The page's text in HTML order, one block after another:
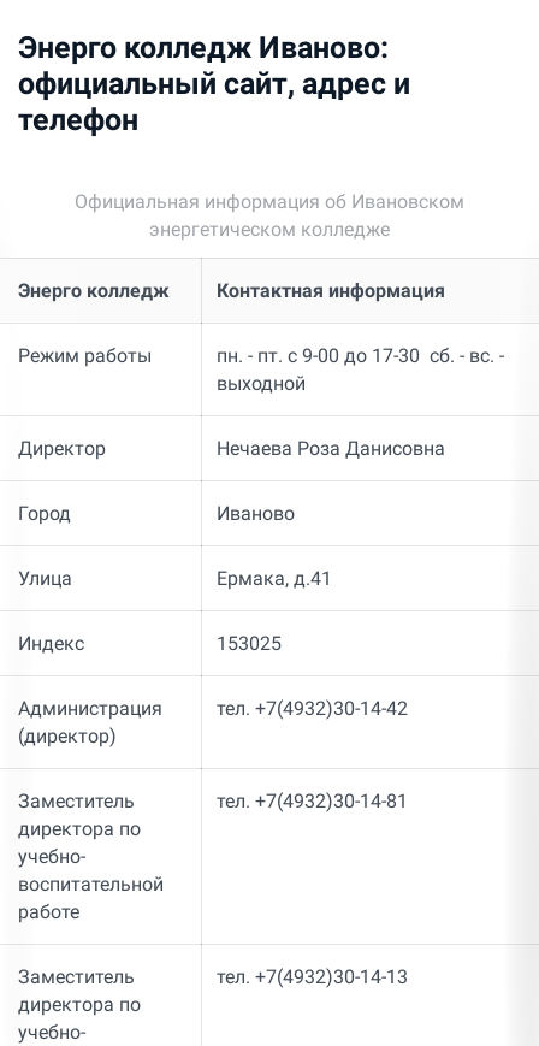
Энерго колледж Иваново:
официальный сайт, адрес и
телефон
Официальная информация об Ивановском
энергетическом колледже
Энерго колледж Контактная информация
Режим работы
пн. - пт. с 9-00 до 17-30 сб. - вс. -
выходной
Директор Нечаева Роза Данисовна
Город Иваново
Улица Ермака, д.41
Индекс 153025
Администрация
(директор)
тел. +7(4932)30-14-42
Заместитель
директора по
учебно-
воспитательной
работе
тел. +7(4932)30-14-81
Заместитель
директора по
учебно-
тел. +7(4932)30-14-13